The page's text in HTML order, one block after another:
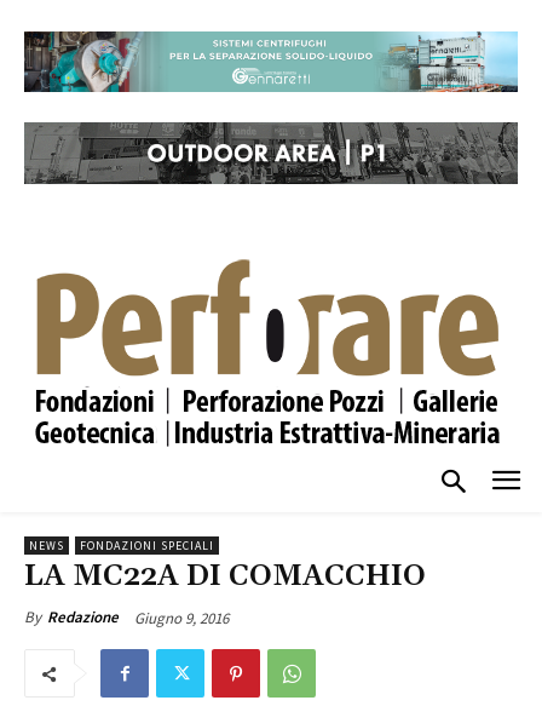
NEWS FONDAZIONI SPECIALI
LA MC22A DI COMACCHIO
By Redazione Giugno 9, 2016